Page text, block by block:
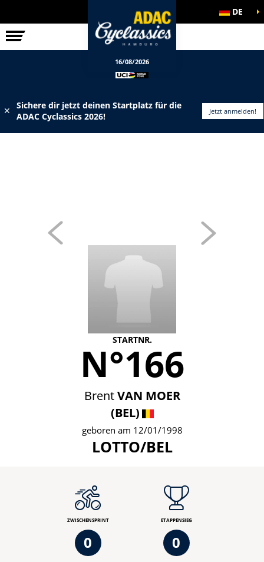
RENNEN DE
16/08/2026
✕
Sichere dir jetzt deinen Startplatz für die
ADAC Cyclassics 2026!
Jetzt anmelden!
STARTNR.
N°166
Brent VAN MOER
(BEL)
geboren am 12/01/1998
LOTTO/BEL
ZWISCHENSPRINT
0
ETAPPENSIEG
0